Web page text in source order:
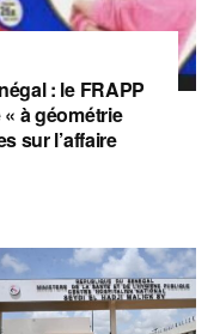
: le FRAPP
à géométrie
sur l’affaire